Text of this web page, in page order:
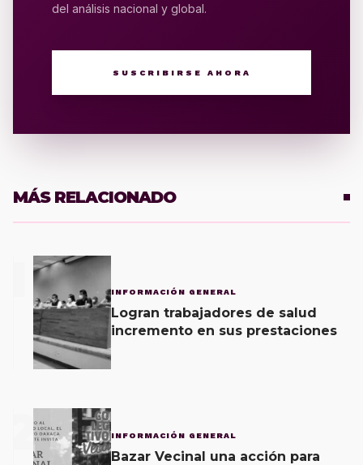
del análisis nacional y global.
SUSCRIBIRSE AHORA
MÁS RELACIONADO
INFORMACIÓN GENERAL
Logran trabajadores de salud
incremento en sus prestaciones
2 INFORMACIÓN GENERAL
Bazar Vecinal una acción para